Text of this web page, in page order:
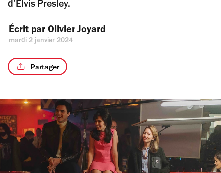
d’Elvis Presley.
Écrit par Olivier Joyard
mardi 2 janvier 2024
Partager